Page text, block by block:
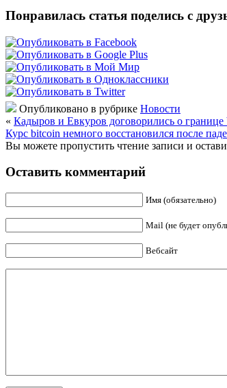
Понравилась статья поделись с
Опубликовано в рубрике Новости
« Кадыров и Евкуров договорились о
Курс bitcoin немного восстановился после
Вы можете пропустить чтение записи и
Оставить комментарий
Имя (обязательно)
Mail (не будет
Вебсайт